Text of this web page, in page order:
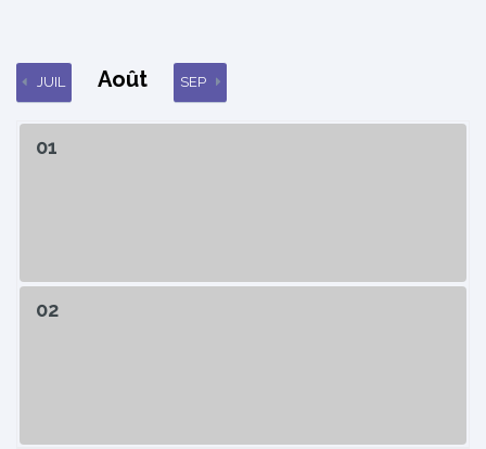
JUIL Août SEP
01
02